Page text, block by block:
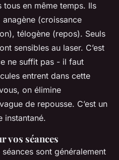
tous en même temps. Ils
(croissance
télogène (repos). Seuls
sensibles au laser. C’est
ne suffit pas - il faut
entrent dans cette
on élimine
de repousse. C’est un
instantané.
vos séances
sont généralement